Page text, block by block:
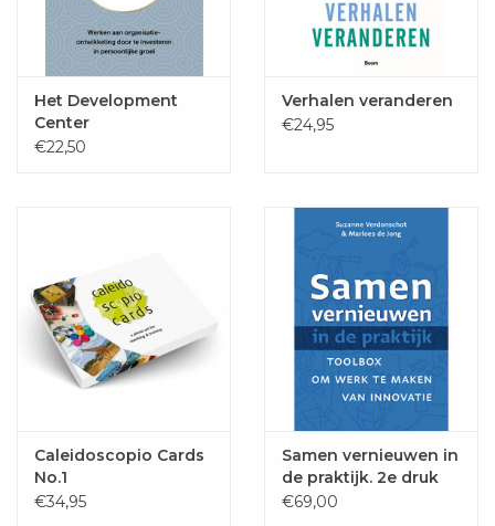
Het Development
Center
€22,50
Verhalen veranderen
€24,95
Caleidoscopio Cards
No.1
€34,95
Samen vernieuwen in
de praktijk. 2e druk
€69,00